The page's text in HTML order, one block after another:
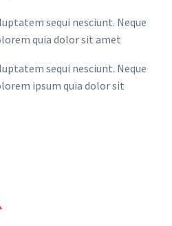
sequi nesciunt. Neque
quia dolor sit amet
sequi nesciunt. Neque
ipsum quia dolor sit